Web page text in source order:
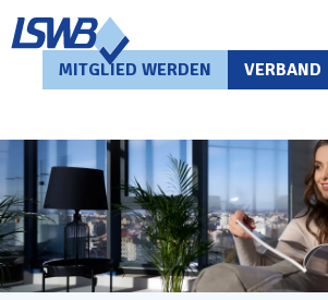
MITGLIED WERDEN VERBAND